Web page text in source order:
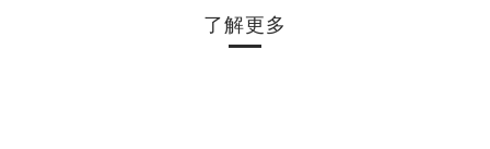
了解更多